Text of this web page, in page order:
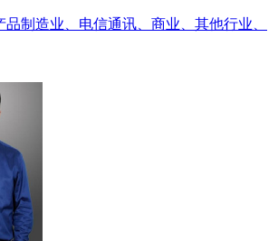
品制造业、电信通讯、商业、其他行业、